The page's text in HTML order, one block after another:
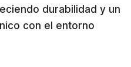
durabilidad y un
con el entorno